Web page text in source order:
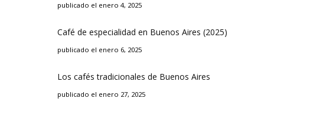
publicado el enero 4, 2025
Café de especialidad en Buenos Aires (2025)
publicado el enero 6, 2025
Los cafés tradicionales de Buenos Aires
publicado el enero 27, 2025